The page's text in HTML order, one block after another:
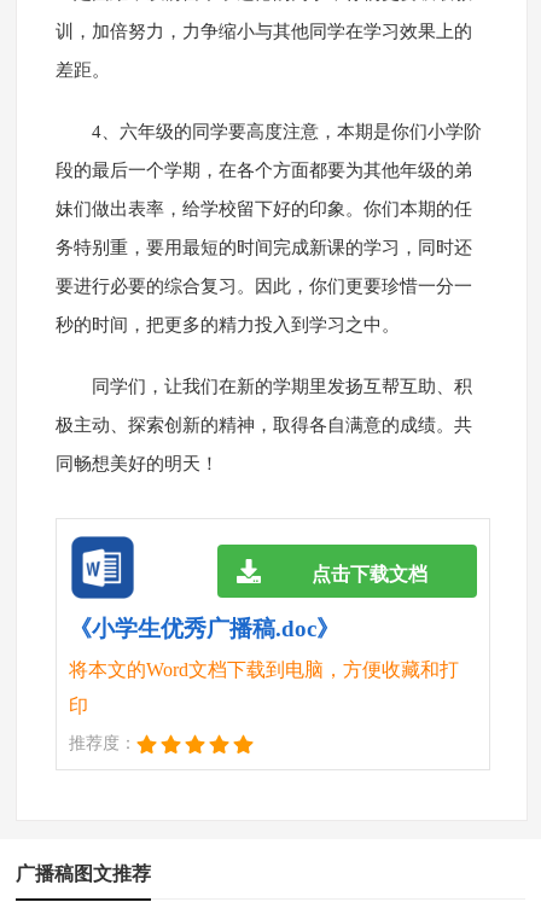
训，加倍努力，力争缩小与其他同学在学习效果上的
差距。
4、六年级的同学要高度注意，本期是你们小学阶
段的最后一个学期，在各个方面都要为其他年级的弟
妹们做出表率，给学校留下好的印象。你们本期的任
务特别重，要用最短的时间完成新课的学习，同时还
要进行必要的综合复习。因此，你们更要珍惜一分一
秒的时间，把更多的精力投入到学习之中。
同学们，让我们在新的学期里发扬互帮互助、积
极主动、探索创新的精神，取得各自满意的成绩。共
同畅想美好的明天！
《小学生优秀广播稿.doc》
将本文的Word文档下载到电脑，方便收藏和打
印
推荐度：
点击下载文档
广播稿图文推荐